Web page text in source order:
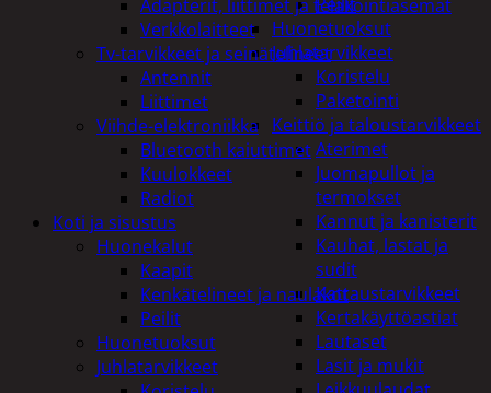
Huonetuoksut
Juhlatarvikkeet
Koristelu
Paketointi
Keittiö ja taloustarvikkeet
Aterimet
Juomapullot ja
termokset
Kannut ja kanisterit
Kauhat, lastat ja
sudit
Kattaustarvikkeet
Kertakäyttöastiat
Lautaset
Lasit ja mukit
Adapterit, liittimet ja telakointiasemat
Verkkolaitteet
Tv-tarvikkeet ja seinätelineet
Antennit
Liittimet
Viihde-elektroniikka
Bluetooth kaiuttimet
Kuulokkeet
Radiot
Koti ja sisustus
Huonekalut
Kaapit
Kenkätelineet ja naulakot
Peilit
Huonetuoksut
Juhlatarvikkeet